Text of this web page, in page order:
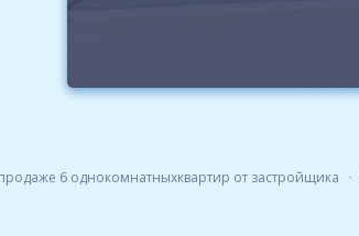
6 однокомнатныхквартир от застройщика